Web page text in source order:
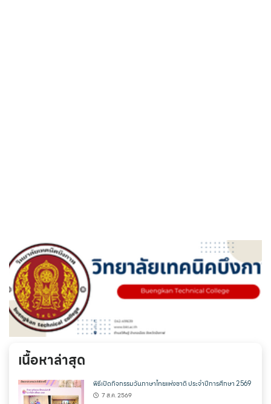
เนื้อหาล่าสุด
พิธีเปิดกิจกรรมวันภาษาไทยแห่งชาติ ประจำปีการศึกษา 2569
7 ส.ค. 2569